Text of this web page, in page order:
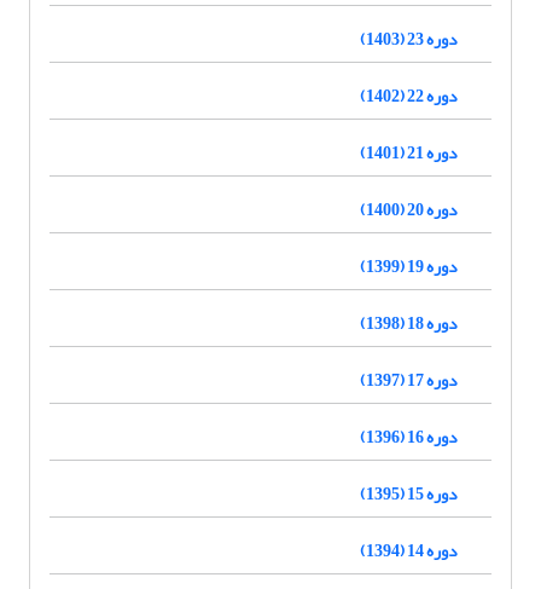
دوره 23 (1403)
دوره 22 (1402)
دوره 21 (1401)
دوره 20 (1400)
دوره 19 (1399)
دوره 18 (1398)
دوره 17 (1397)
دوره 16 (1396)
دوره 15 (1395)
دوره 14 (1394)